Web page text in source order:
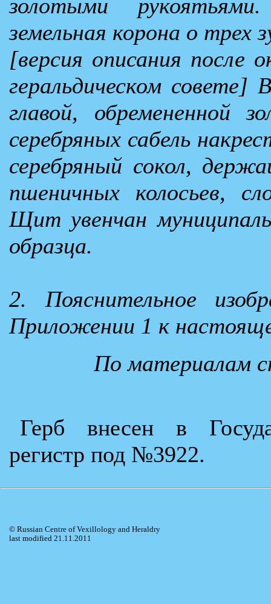
золотыми
земельная корона о трех
[версия описания после
геральдическом совете]
главой, обремененной
серебряных сабель
серебряный сокол,
пшеничных колосьев,
Щит увенчан
образца.
2. Пояснительное
Приложении 1 к
По материалам
Герб внесен в
регистр под №3922.
© Russian Centre of Vexillology and Heraldry
last modified 21.11.2011